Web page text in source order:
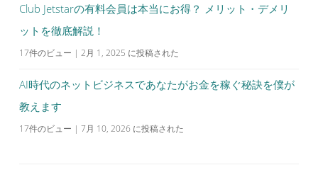
Club Jetstarの有料会員は本当にお得？ メリット・デメリ
ットを徹底解説！
17件のビュー | 2月 1, 2025 に投稿された
AI時代のネットビジネスであなたがお金を稼ぐ秘訣を僕が
教えます
17件のビュー | 7月 10, 2026 に投稿された